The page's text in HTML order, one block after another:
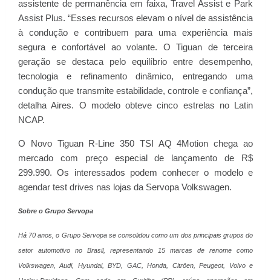
assistente de permanência em faixa, Travel Assist e Park
Assist Plus. “Esses recursos elevam o nível de assistência
à condução e contribuem para uma experiência mais
segura e confortável ao volante. O Tiguan de terceira
geração se destaca pelo equilíbrio entre desempenho,
tecnologia e refinamento dinâmico, entregando uma
condução que transmite estabilidade, controle e confiança”,
detalha Aires. O modelo obteve cinco estrelas no Latin
NCAP.
O Novo Tiguan R-Line 350 TSI AQ 4Motion chega ao
mercado com preço especial de lançamento de R$
299.990. Os interessados podem conhecer o modelo e
agendar test drives nas lojas da Servopa Volkswagen.
Sobre o Grupo Servopa
Há 70 anos, o Grupo Servopa se consolidou como um dos principais grupos do
setor automotivo no Brasil, representando 15 marcas de renome como
Volkswagen, Audi, Hyundai, BYD, GAC, Honda, Citröen, Peugeot, Volvo e